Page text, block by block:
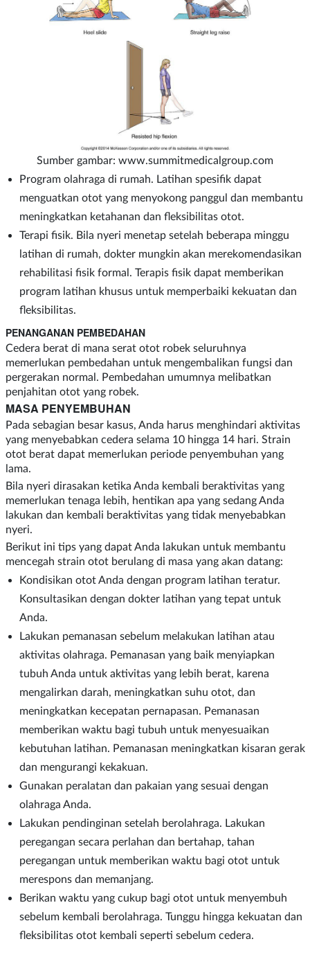
Sumber gambar: www.summitmedicalgroup.com
Program olahraga di rumah. Latihan spesifik dapat
menguatkan otot yang menyokong panggul dan membantu
meningkatkan ketahanan dan fleksibilitas otot.
Terapi fisik. Bila nyeri menetap setelah beberapa minggu
latihan di rumah, dokter mungkin akan merekomendasikan
rehabilitasi fisik formal. Terapis fisik dapat memberikan
program latihan khusus untuk memperbaiki kekuatan dan
fleksibilitas.
PENANGANAN PEMBEDAHAN
Cedera berat di mana serat otot robek seluruhnya
memerlukan pembedahan untuk mengembalikan fungsi dan
pergerakan normal. Pembedahan umumnya melibatkan
penjahitan otot yang robek.
MASA PENYEMBUHAN
Pada sebagian besar kasus, Anda harus menghindari aktivitas
yang menyebabkan cedera selama 10 hingga 14 hari. Strain
otot berat dapat memerlukan periode penyembuhan yang
lama.
Bila nyeri dirasakan ketika Anda kembali beraktivitas yang
memerlukan tenaga lebih, hentikan apa yang sedang Anda
lakukan dan kembali beraktivitas yang tidak menyebabkan
nyeri.
Berikut ini tips yang dapat Anda lakukan untuk membantu
mencegah strain otot berulang di masa yang akan datang:
Kondisikan otot Anda dengan program latihan teratur.
Konsultasikan dengan dokter latihan yang tepat untuk
Anda.
Lakukan pemanasan sebelum melakukan latihan atau
aktivitas olahraga. Pemanasan yang baik menyiapkan
tubuh Anda untuk aktivitas yang lebih berat, karena
mengalirkan darah, meningkatkan suhu otot, dan
meningkatkan kecepatan pernapasan. Pemanasan
memberikan waktu bagi tubuh untuk menyesuaikan
kebutuhan latihan. Pemanasan meningkatkan kisaran gerak
dan mengurangi kekakuan.
Gunakan peralatan dan pakaian yang sesuai dengan
olahraga Anda.
Lakukan pendinginan setelah berolahraga. Lakukan
peregangan secara perlahan dan bertahap, tahan
peregangan untuk memberikan waktu bagi otot untuk
merespons dan memanjang.
Berikan waktu yang cukup bagi otot untuk menyembuh
sebelum kembali berolahraga. Tunggu hingga kekuatan dan
fleksibilitas otot kembali seperti sebelum cedera.